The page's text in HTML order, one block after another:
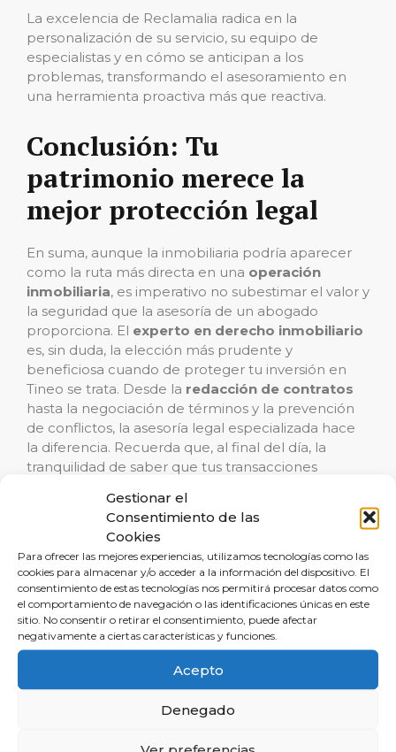
Gestionar el
Consentimiento de las
Cookies
Para ofrecer las mejores experiencias, utilizamos tecnologías como las
cookies para almacenar y/o acceder a la información del dispositivo. El
consentimiento de estas tecnologías nos permitirá procesar datos como
el comportamiento de navegación o las identificaciones únicas en este
sitio. No consentir o retirar el consentimiento, puede afectar
negativamente a ciertas características y funciones.
Acepto
Denegado
La excelencia de Reclamalia radica en la
personalización de su servicio, su equipo de
especialistas y en cómo se anticipan a los
problemas, transformando el asesoramiento en
una herramienta proactiva más que reactiva.
Conclusión: Tu
patrimonio merece la
mejor protección legal
En suma, aunque la inmobiliaria podría aparecer
como la ruta más directa en una operación
inmobiliaria, es imperativo no subestimar el valor y
la seguridad que la asesoría de un abogado
proporciona. El experto en derecho inmobiliario
es, sin duda, la elección más prudente y
beneficiosa cuando de proteger tu inversión en
Tineo se trata. Desde la redacción de contratos
hasta la negociación de términos y la prevención
de conflictos, la asesoría legal especializada hace
la diferencia. Recuerda que, al final del día, la
tranquilidad de saber que tus transacciones
Llamada a la Acción
Si te encuentras en la búsqueda de seguridad y
eficiencia en tu próxima operación inmobiliaria en
Tineo, o si deseas prevenir cualquier riesgo
Reclamalia. Solicita unaconsulta inicial gratuita
descubre cómo nuestro equipo de expertos
puede ayudarte a navegar el mercado inmobiliario